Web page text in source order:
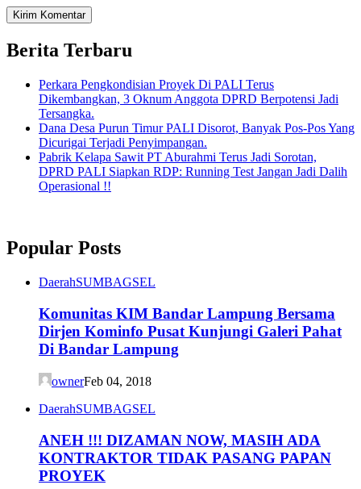
Berita Terbaru
Perkara Pengkondisian Proyek Di PALI Terus
Dikembangkan, 3 Oknum Anggota DPRD Berpotensi Jadi
Tersangka.
Dana Desa Purun Timur PALI Disorot, Banyak Pos-Pos Yang
Dicurigai Terjadi Penyimpangan.
Pabrik Kelapa Sawit PT Aburahmi Terus Jadi Sorotan,
DPRD PALI Siapkan RDP: Running Test Jangan Jadi Dalih
Operasional !!
Popular Posts
DaerahSUMBAGSEL
Komunitas KIM Bandar Lampung Bersama
Dirjen Kominfo Pusat Kunjungi Galeri Pahat
Di Bandar Lampung
ownerFeb 04, 2018
DaerahSUMBAGSEL
ANEH !!! DIZAMAN NOW, MASIH ADA
KONTRAKTOR TIDAK PASANG PAPAN
PROYEK